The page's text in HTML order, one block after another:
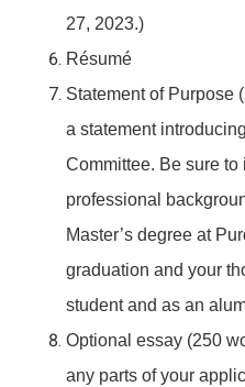
27, 2023.)
Résumé
Statement of Purpose
a statement
Committee. Be sure
professional
Master’s degree at
graduation and your
student and as an
Optional essay (250
any parts of your